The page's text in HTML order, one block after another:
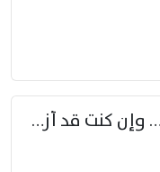
أفاطم مهلا بعض هذا التدلل … وإن كنت قد أزمعت صرمي فأجملي